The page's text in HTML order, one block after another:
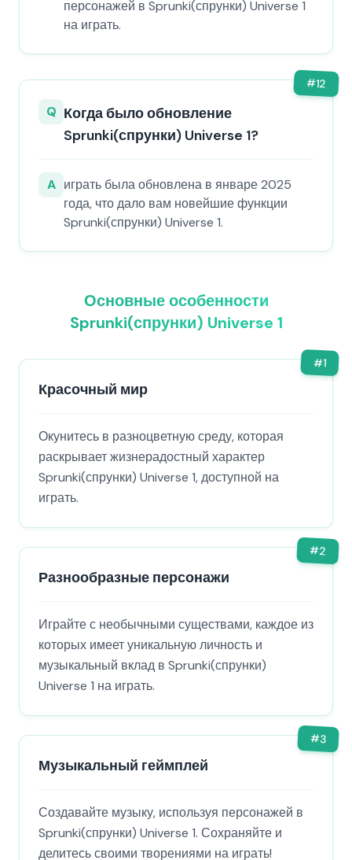
персонажей в Sprunki(спрунки) Universe 1
на играть.
#12
Q Когда было обновление
Sprunki(спрунки) Universe 1?
A играть была обновлена в январе 2025
года, что дало вам новейшие функции
Sprunki(спрунки) Universe 1.
Основные особенности
Sprunki(спрунки) Universe 1
#1
Красочный мир
Окунитесь в разноцветную среду, которая
раскрывает жизнерадостный характер
Sprunki(спрунки) Universe 1, доступной на
играть.
#2
Разнообразные персонажи
Играйте с необычными существами, каждое из
которых имеет уникальную личность и
музыкальный вклад в Sprunki(спрунки)
Universe 1 на играть.
#3
Музыкальный геймплей
Создавайте музыку, используя персонажей в
Sprunki(спрунки) Universe 1. Сохраняйте и
делитесь своими творениями на играть!